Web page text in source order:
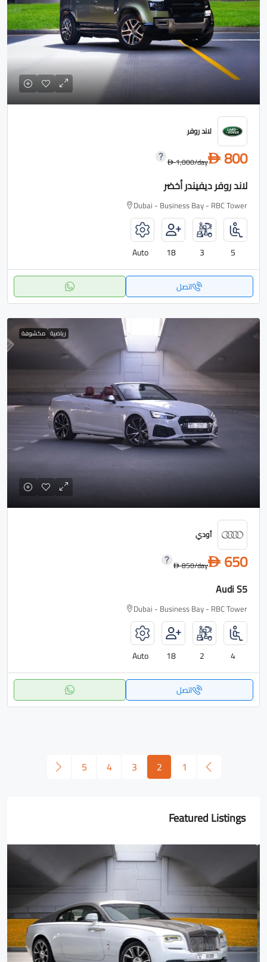
لاند روفر
D 800
D1,000/day
لاند روفر ديفيندر أخضر
Dubai - Business Bay - RBC Tower
5
3
18
Auto
اتصل
رياضية مكشوفة
أودي
D 650
D850/day
Audi S5
Dubai - Business Bay - RBC Tower
4
2
18
Auto
اتصل
1
2
3
4
5
Featured Listings